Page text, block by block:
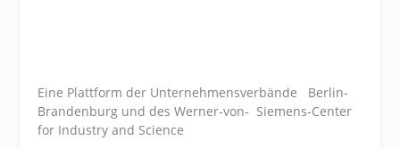
Eine Plattform der Unternehmensverbände Berlin-
Brandenburg und des Werner-von- Siemens-Center
for Industry and Science